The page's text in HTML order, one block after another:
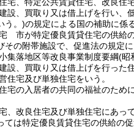
、買取り又は借上げを行い、
う。)の規定による国の補助に係
市が特定優良賃貸住宅の供給
その附帯施設で、促進法の規定
落地区等改良事業制度要綱(昭
、買取り又は借上げを行った
宅及び単独住宅をいう。
の入居者の共同の福祉のため
改良住宅及び単独住宅にあっ
ては特定優良賃貸住宅の供給の